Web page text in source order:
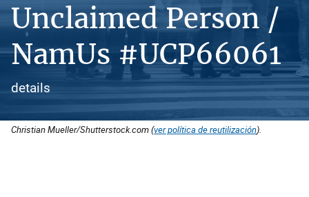
Unclaimed Person /
NamUs #UCP66061
details
Christian Mueller/Shutterstock.com (ver política de reutilización).